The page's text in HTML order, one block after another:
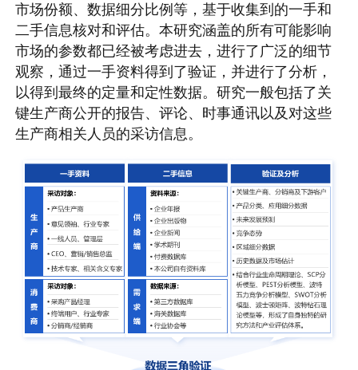
市场份额、数据细分比例等，基于收集到的一手和
二手信息核对和评估。本研究涵盖的所有可能影响
市场的参数都已经被考虑进去，进行了广泛的细节
观察，通过一手资料得到了验证，并进行了分析，
以得到最终的定量和定性数据。研究一般包括了关
键生产商公开的报告、评论、时事通讯以及对这些
生产商相关人员的采访信息。